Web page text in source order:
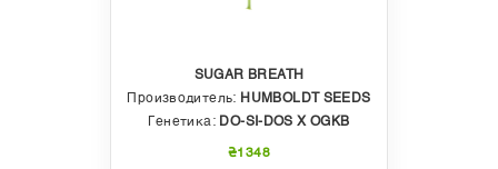
SUGAR BREATH
Производитель: HUMBOLDT SEEDS
Генетика: DO-SI-DOS X OGKB
₴1348